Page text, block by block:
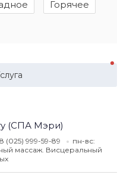
Горячее
(СПА Мэри)
8 (025) 999-59-89
пн-вс:
массаж. Висцеральный